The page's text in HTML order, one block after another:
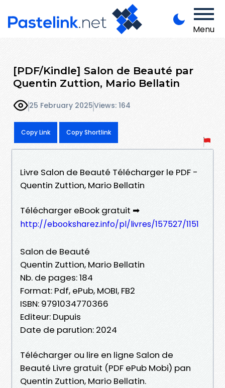
Menu
[PDF/Kindle] Salon de Beauté par
Quentin Zuttion, Mario Bellatin
25 February 2025Views: 164
Copy Link Copy Shortlink
Livre Salon de Beauté Télécharger le PDF -
Quentin Zuttion, Mario Bellatin
Télécharger eBook gratuit ➡
http://ebooksharez.info/pl/livres/157527/1151
Salon de Beauté
Quentin Zuttion, Mario Bellatin
Nb. de pages: 184
Format: Pdf, ePub, MOBI, FB2
ISBN: 9791034770366
Editeur: Dupuis
Date de parution: 2024
Télécharger ou lire en ligne Salon de
Beauté Livre gratuit (PDF ePub Mobi) pan
Quentin Zuttion, Mario Bellatin.